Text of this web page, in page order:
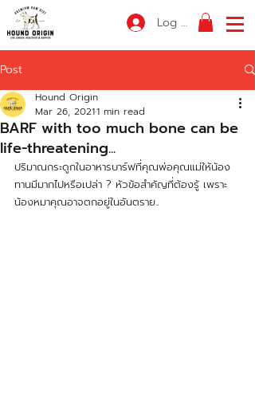
Log In
Post
BARF with too much bone can be
life-threatening...
Hound Origin
Mar 26, 20211 min read
ปริมาณกระดูกในอาหารบาร์ฟที่คุณพ่อคุณแม่ให้น้อง
ทานมีมากไปหรือเปล่า ? หัวข้อสำคัญที่ต้องรู้ เพราะ
น้องหมาคุณอาจตกอยู่ในอันตราย..